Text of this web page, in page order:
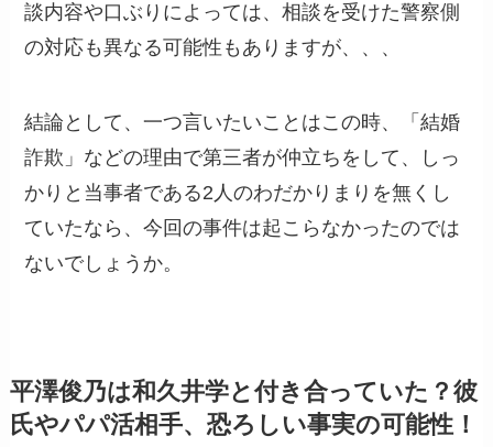
談内容や口ぶりによっては、相談を受けた警察側
の対応も異なる可能性もありますが、、、
結論として、一つ言いたいことはこの時、「結婚
詐欺」などの理由で第三者が仲立ちをして、しっ
かりと当事者である2人のわだかりまりを無くし
ていたなら、今回の事件は起こらなかったのでは
ないでしょうか。
平澤俊乃は和久井学と付き合っていた？彼
氏やパパ活相手、恐ろしい事実の可能性！